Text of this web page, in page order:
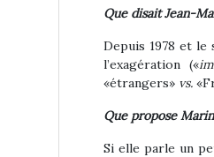
Que disait Jean-
Depuis 1978 et le
l’exagération («
«étrangers» vs.
Que propose
Si elle parle un